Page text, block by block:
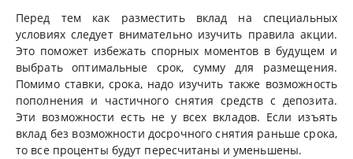
Перед тем как разместить вклад на специальных
условиях следует внимательно изучить правила акции.
Это поможет избежать спорных моментов в будущем и
выбрать оптимальные срок, сумму для размещения.
Помимо ставки, срока, надо изучить также возможность
пополнения и частичного снятия средств с депозита.
Эти возможности есть не у всех вкладов. Если изъять
вклад без возможности досрочного снятия раньше срока,
то все проценты будут пересчитаны и уменьшены.